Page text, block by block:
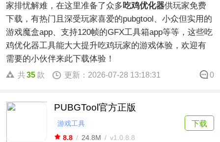
家排忧解难，在这里准备了众多 吃鸡优化器供玩家免费
下载，有热门且深受玩家喜爱的pubgtool、小众但实用的
游戏魔盒app、支持120帧的GFX工具箱app等等，这些吃
鸡优化器工具能大大提升吃鸡玩家的游戏体验，欢迎有
需要的小伙伴来此下载体验！
共35款 更新：2026-07-28 13:18:31 0
PUBGTool官方正版
游戏工具
8.8 / 24.8M / v1.0.8.8
下载